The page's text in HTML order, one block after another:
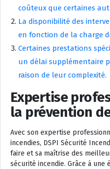
coûteux que certaines
La disponibilité des
en fonction de la charge
Certaines prestations
un délai supplémentaire
raison de leur complexité.
Expertise
la prévention
Avec son expertise
incendies, DSPI Sécurité
faire et sa maîtrise des
sécurité incendie. Grâce à une